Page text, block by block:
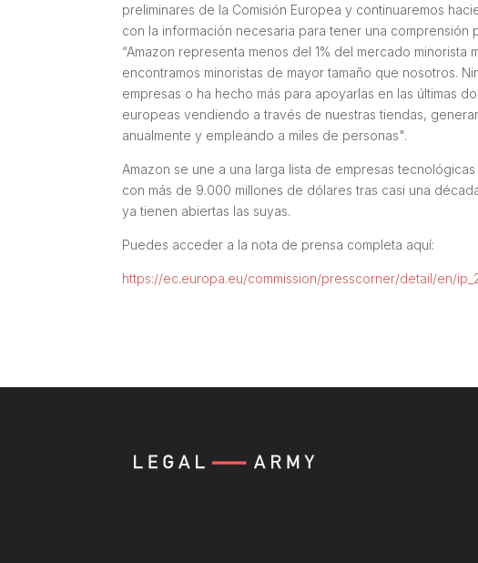
preliminares de la Comisión Europea y continuaremos
con la información necesaria para tener una comprensión
“Amazon representa menos del 1% del mercado
encontramos minoristas de mayor tamaño que nosotros.
empresas o ha hecho más para apoyarlas en las últimas
europeas vendiendo a través de nuestras tiendas,
anualmente y empleando a miles de personas".
Amazon se une a una larga lista de empresas
con más de 9.000 millones de dólares tras casi una
ya tienen abiertas las suyas.
Puedes acceder a la nota de prensa completa aquí:
https://ec.europa.eu/commission/presscorner/detail/en/